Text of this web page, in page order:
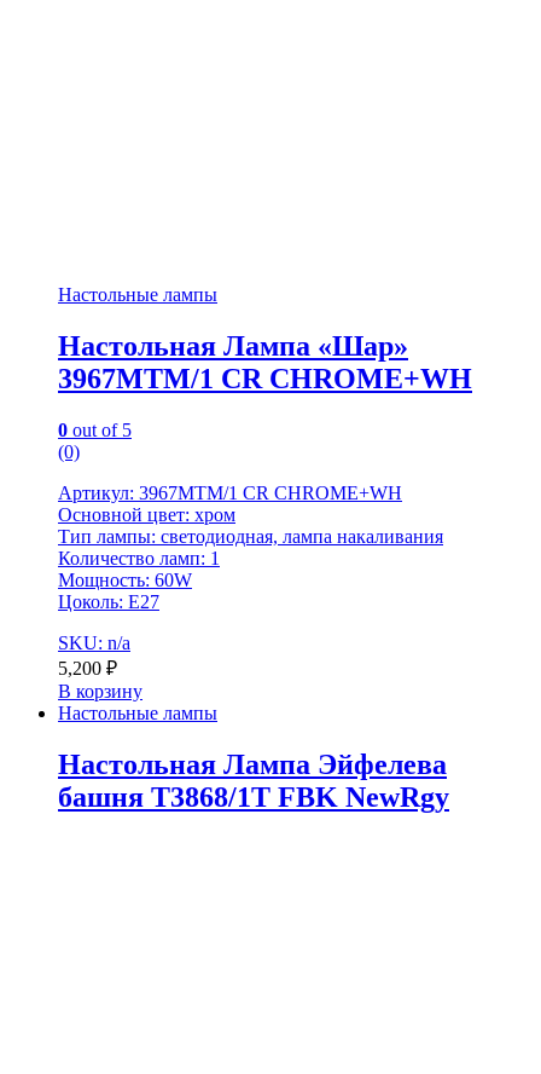
Настольные лампы
Настольная Лампа «Шар»
3967MTM/1 CR CHROME+WH
0 out of 5
(0)
Артикул: 3967MTM/1 CR CHROME+WH
Основной цвет: хром
Тип лампы: светодиодная, лампа накаливания
Количество ламп: 1
Мощность: 60W
Цоколь: E27
SKU: n/a
5,200 ₽
В корзину
Настольные лампы
Настольная Лампа Эйфелева
башня T3868/1T FBK NewRgy